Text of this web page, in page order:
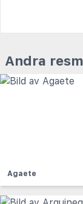
Andra
Agaete